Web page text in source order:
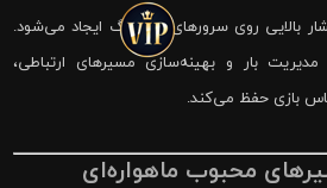
بالایی روی سرورهای شیرینگ ایجاد می‌شود.
بار و بهینه‌سازی مسیرهای ارتباطی،
بازی حفظ می‌کند.
محبوب ماهواره‌ای